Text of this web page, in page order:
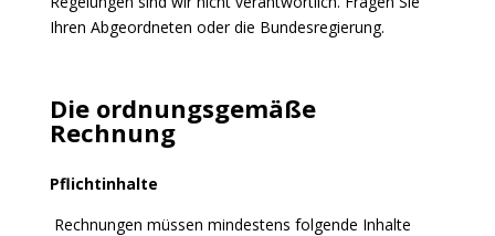
Ihren Abgeordneten oder die Bundesregierung.
Die ordnungsgemäße
Rechnung
Pflichtinhalte
Rechnungen müssen mindestens folgende Inhalte